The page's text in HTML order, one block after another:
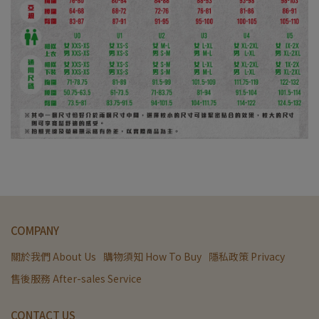
COMPANY
關於我們 About Us 購物須知 How To Buy 隱私政策 Privacy
售後服務 After-sales Service
CONTACT US